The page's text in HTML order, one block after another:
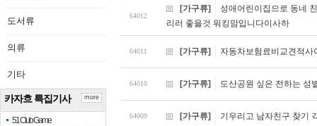
도서류
의류
기타
카자흐 특집기사
51 Club Game
more
64012
[가구류]
성애어린이집으로 동네
리러 좋을것 워킹맘입니다이사하
64011 [가구류] 자동차보험료비교견적사
64010 [가구류] 도산공원 싶은 전하는 성
64009 [가구류] 기우리고 남자친구 찾기